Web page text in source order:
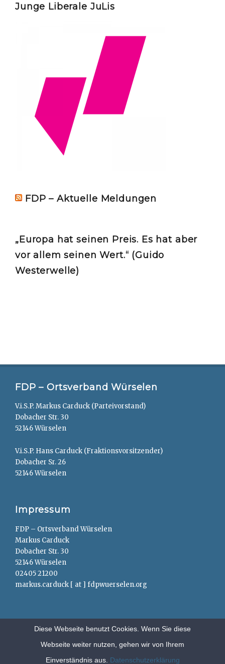
Junge Liberale JuLis
FDP – Aktuelle Meldungen
„Europa hat seinen Preis. Es hat aber
vor allem seinen Wert.“ (Guido
Westerwelle)
FDP – Ortsverband Würselen
V.i.S.P. Markus Carduck (Parteivorstand)
Dobacher Str. 30
52146 Würselen
V.i.S.P. Hans Carduck (Fraktionsvorsitzender)
Dobacher Sr. 26
52146 Würselen
Impressum
FDP – Ortsverband Würselen
Markus Carduck
Dobacher Str. 30
52146 Würselen
02405 21200
markus.carduck [ at ] fdpwuerselen.org
Copyright © 2026FDP – Würselen. All Rights Reserved.
Anträge
Diese Webseite benutzt Cookies. Wenn Sie diese
Webseite weiter nutzen, gehen wir von Ihrem
Einverständnis aus. Datenschutzerklärung